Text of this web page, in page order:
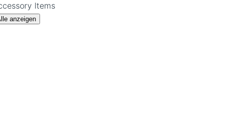
Items
anzeigen